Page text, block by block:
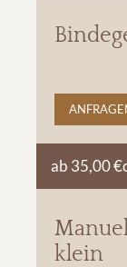
klein
ab 35,00 €